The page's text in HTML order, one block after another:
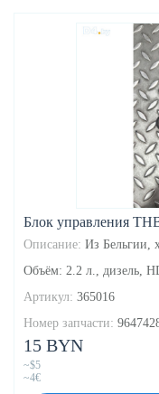
Блок управления
Описание: Из Бельгии,
Объём: 2.2 л., дизель,
Артикул: 365016
Номер запчасти:
15 BYN
~$5
~4€